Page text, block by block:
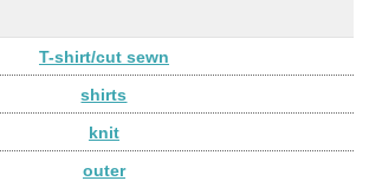
T-shirt/cut sewn
shirts
knit
outer